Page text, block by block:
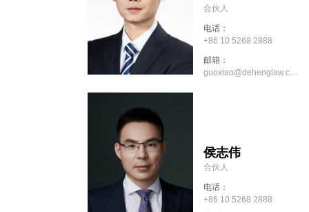
合伙人
电话：
+86 10 5268 2888
邮箱：
guoxiao@dehenglaw.com
侯志伟
合伙人
电话：
+86 10 5268 2888